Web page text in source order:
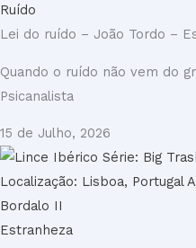
Ruído
Lei do ruído – João Tordo –
Quando o ruído não vem do
Psicanalista
15 de Julho, 2026
Estranheza